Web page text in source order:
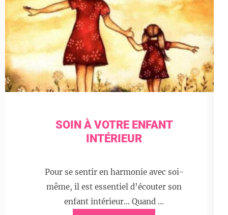
SOIN À VOTRE ENFANT
INTÉRIEUR
Pour se sentir en harmonie avec soi-
même, il est essentiel d’écouter son
enfant intérieur… Quand …